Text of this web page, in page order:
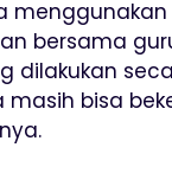
bersama
dilakukan
masih bisa